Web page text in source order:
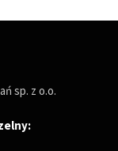
sp. z o.o.
: